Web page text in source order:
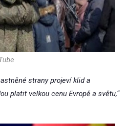
strany projeví klid a
platit velkou cenu Evropě a světu,“